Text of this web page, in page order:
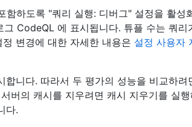
하도록 "쿼리 실행: 디버그" 설정을 활성
CodeQL 에 표시됩니다. 튜플 수는 쿼리
변경에 대한 자세한 내용은 설정 사용자
니다. 따라서 두 평가의 성능을 비교하려
버의 캐시를 지우려면 캐시 지우기를 실
다.